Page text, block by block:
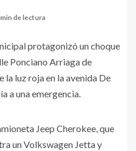
de lectura
protagonizó un choque
Ponciano Arriaga de
la luz roja en la avenida De
a una emergencia.
Jeep Cherokee, que
un Volkswagen Jetta y